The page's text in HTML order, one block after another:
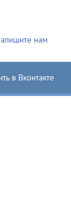
нам
в Вконтакте